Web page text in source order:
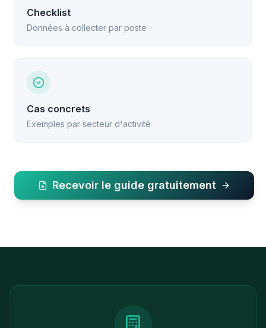
Checklist
Données à collecter par poste
Cas concrets
Exemples par secteur d'activité
Recevoir le guide gratuitement